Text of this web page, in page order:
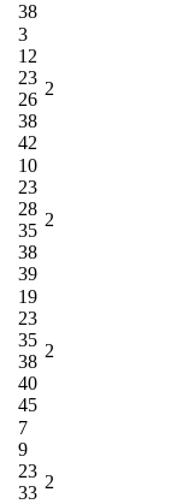
38
3
12
23
26
38
42
2
10
23
28
35
38
39
2
19
23
35
38
40
45
2
7
9
23
33
2